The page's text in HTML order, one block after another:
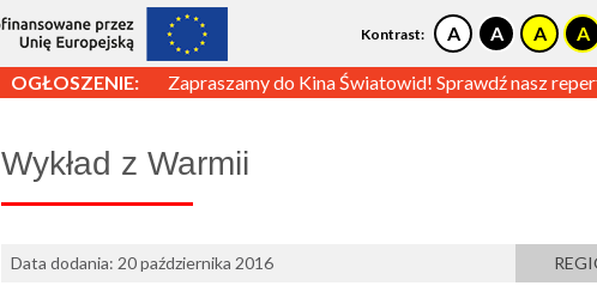
Kontrast:
OGŁOSZENIE: Zapraszamy do Kina Światowid! Sprawdź nasz
Wykład z Warmii
Data dodania: 20 października 2016